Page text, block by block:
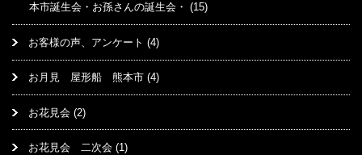
本市誕生会・お孫さんの誕生会・ (15)
お客様の声、アンケート (4)
お月見 屋形船 熊本市 (4)
お花見会 (2)
お花見会 二次会 (1)